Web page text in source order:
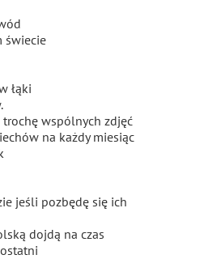
świecie
łąki
wspólnych zdjęć
na każdy miesiąc
jeśli pozbędę się ich
dojdą na czas